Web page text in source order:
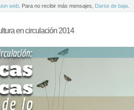
web . Para no recibir más mensajes, Darse de baja
en circulación 2014